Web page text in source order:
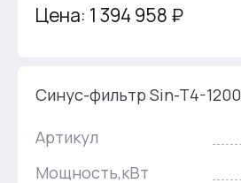
Цена: 1 394 958 ₽
Синус-фильтр Sin-T4-1200
Артикул
Мощность,кВт